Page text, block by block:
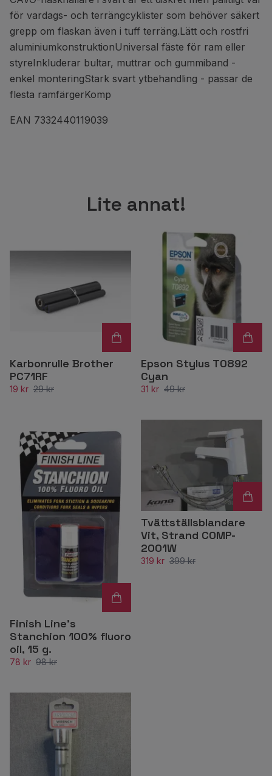
för vardags- och terrängcyklister som behöver säkert
grepp om flaskan även i tuff terräng.Lätt och rostfri
aluminiumkonstruktionUniversal fäste för ram eller
styreInkluderar bultar, muttrar och gummiband -
enkel monteringStark svart ytbehandling - passar de
flesta ramfärgerKomp
EAN 7332440119039
Lite annat!
Karbonrulle Brother
PC71RF
19 kr 29 kr
Epson Stylus T0892
Cyan
31 kr 49 kr
Finish Line's
Stanchion 100% fluoro
oil, 15 g.
78 kr 98 kr
Tvättställsblandare
Vit, Strand COMP-
2001W
319 kr 399 kr